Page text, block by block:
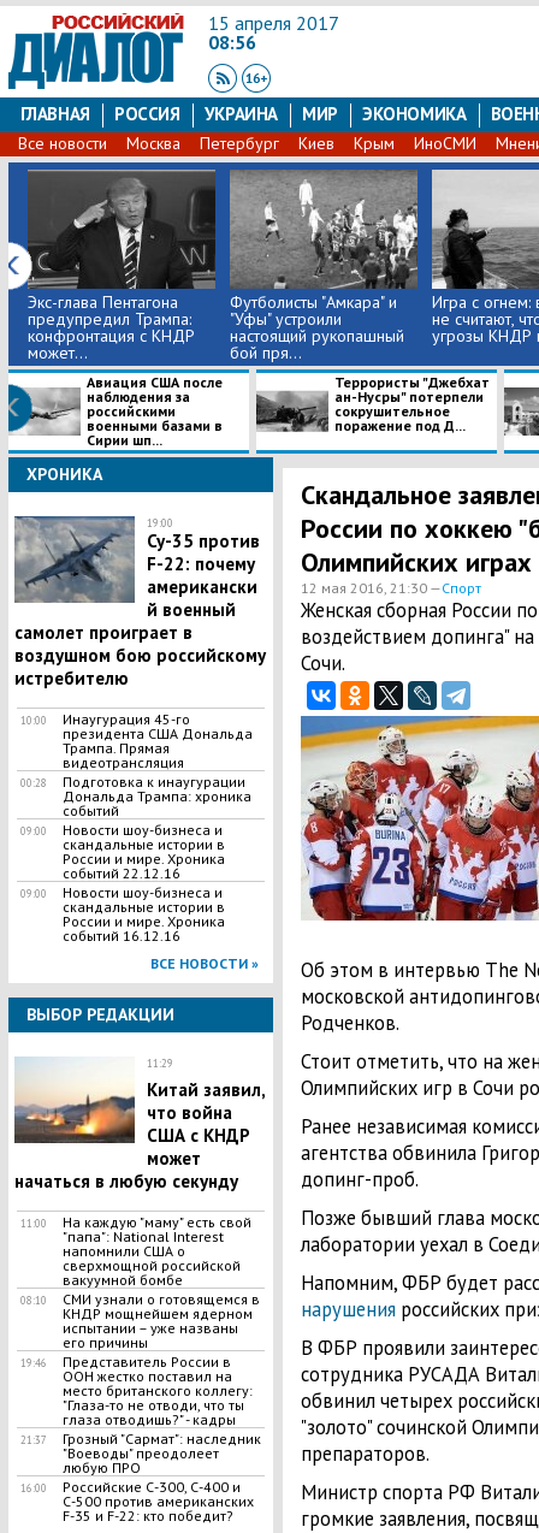
15 апреля 2017
08:56
ГЛАВНАЯ РОССИЯ УКРАИНА МИР ЭКОНОМИКА
Все новости Москва Петербург Киев Крым ИноСМИ
Экс-глава Пентагона
предупредил Трампа:
конфронтация с КНДР
может...
Футболисты "Амкара" и
"Уфы" устроили
настоящий рукопашный
бой пря...
Игра с
не считают,
угрозы КНДР
Авиация США после
наблюдения за
российскими
военными базами в
Сирии шп...
Террористы "Джебхат
ан-Нусры" потерпели
сокрушительное
поражение под Д...
ХРОНИКА
19:00
Су-35 против
F-22: почему
американски
й военный
самолет проиграет в
воздушном бою российскому
истребителю
10:00
Инаугурация 45-го
президента США Дональда
Трампа. Прямая
видеотрансляция
00:28
Подготовка к инаугурации
Дональда Трампа: хроника
событий
09:00
Новости шоу-бизнеса и
скандальные истории в
России и мире. Хроника
событий 22.12.16
09:00
Новости шоу-бизнеса и
скандальные истории в
России и мире. Хроника
событий 16.12.16
ВСЕ НОВОСТИ »
ВЫБОР РЕДАКЦИИ
11:29
Китай заявил,
что война
США с КНДР
может
начаться в любую секунду
11:00
На каждую "маму" есть свой
"папа": National Interest
напомнили США о
сверхмощной российской
вакуумной бомбе
08:10
СМИ узнали о готовящемся в
КНДР мощнейшем ядерном
испытании – уже названы
его причины
19:46
Представитель России в
ООН жестко поставил на
место британского коллегу:
"Глаза-то не отводи, что ты
глаза отводишь?" - кадры
21:37
Грозный "Сармат": наследник
"Воеводы" преодолеет
любую ПРО
16:00
Российские С-300, С-400 и
С-500 против американских
F-35 и F-22: кто победит?
Скандальное
России по хоккею
Олимпийских играх
12 мая 2016, 21:30 —Спорт
Женская сборная России
воздействием допинга"
Сочи.
Об этом в интервью The
московской
Родченков.
Стоит отметить, что на
Олимпийских игр в Сочи
Ранее независимая
агентства обвинила
допинг-проб.
Позже бывший глава
лаборатории уехал в
Напомним, ФБР будет
нарушения российских
В ФБР проявили
сотрудника РУСАДА
обвинил четырех
"золото" сочинской
препараторов.
Министр спорта РФ
громкие заявления,